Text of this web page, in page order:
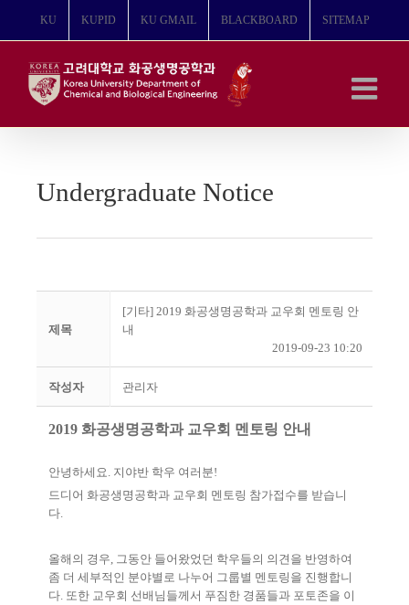
뛰
KU KUPID KU GMAIL BLACKBOARD SITEMAP
Undergraduate Notice
제목
[기타] 2019 화공생명공학과 교우회 멘토링 안
내
2019-09-23 10:20
작성자 관리자
2019 화공생명공학과 교우회 멘토링 안내
안녕하세요. 지야반 학우 여러분!
드디어 화공생명공학과 교우회 멘토링 참가접수를 받습니
다.
올해의 경우, 그동안 들어왔었던 학우들의 의견을 반영하여
좀 더 세부적인 분야별로 나누어 그룹별 멘토링을 진행합니
다. 또한 교우회 선배님들께서 푸짐한 경품들과 포토존을 이